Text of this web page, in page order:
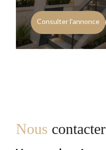
Consulter l'annonce
Nous contacter